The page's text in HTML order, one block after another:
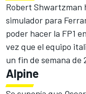
Robert Shwartzman
simulador para
poder hacer la FP1
vez que el equipo
un fin de semana de
Alpine